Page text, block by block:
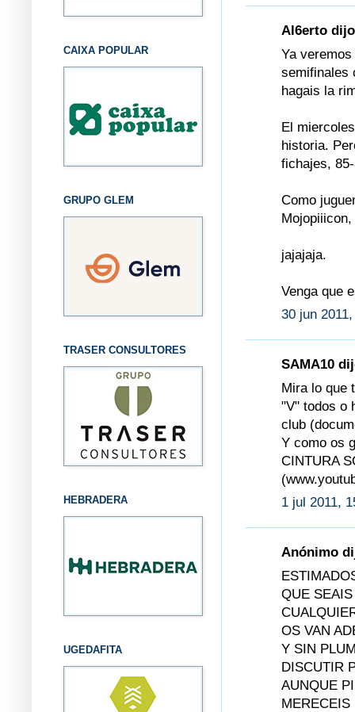
Al6erto
Ya
semifinales
hagais la
El
historia.
fichajes,
Como
jajajaja.
Venga que
30 jun
SAMA10
Mira lo que
"V" todos o
club
Y como os
CINTURA
1 jul 2011,
Anónimo
QUE
OS VAN
Y SIN
DISCUTIR
AUNQUE
MERECEIS
CAIXA POPULAR
GRUPO GLEM
TRASER CONSULTORES
HEBRADERA
UGEDAFITA